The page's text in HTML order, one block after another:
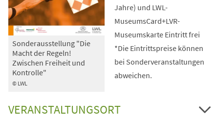
© LWL
Sonderausstellung "Die
Macht der Regeln!
Zwischen Freiheit und
Kontrolle"
Jahre) und LWL-
MuseumsCard+LVR-
Museumskarte Eintritt frei
*Die Eintrittspreise können
bei Sonderveranstaltungen
abweichen.
VERANSTALTUNGSORT